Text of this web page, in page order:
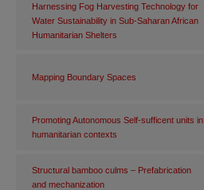
Harnessing Fog Harvesting Technology for
Water Sustainability in Sub-Saharan African
Humanitarian Shelters
Mapping Boundary Spaces
Promoting Autonomous Self-sufficent units in
humanitarian contexts
Structural bamboo culms – Prefabrication
and mechanization